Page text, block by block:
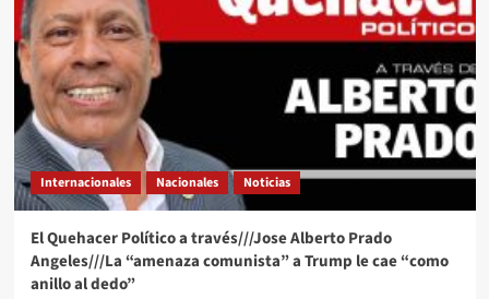
Internacionales Nacionales Noticias
El Quehacer Político a través///Jose Alberto Prado
Angeles///La “amenaza comunista” a Trump le cae “como
anillo al dedo”